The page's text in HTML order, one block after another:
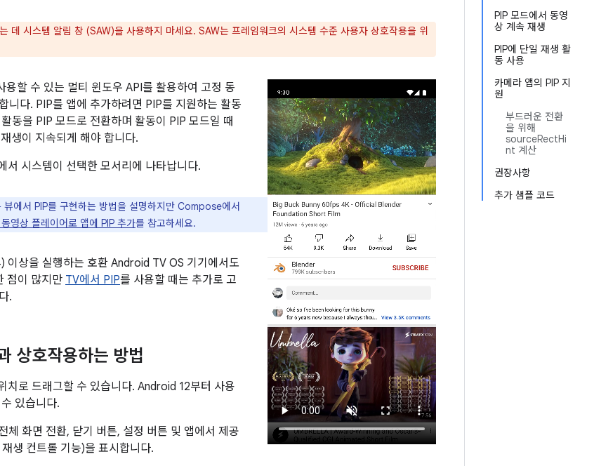
PIP 모드에서 동영
상 계속 재생
PIP에 단일 재생 활
동 사용
카메라 앱의 PIP 지
원
부드러운 전환
을 위해
sourceRectHi
nt 계산
권장사항
추가 샘플 코드
데 시스템 알림 창 (SAW)을 사용하지 마세요. SAW는 프레임워크의 시스템 수준 사용자 상호작용을 위
할 수 있는 멀티 윈도우 API를 활용하여 고정 동
니다. PIP를 앱에 추가하려면 PIP를 지원하는 활동
동을 PIP 모드로 전환하며 활동이 PIP 모드일 때
생이 지속되게 해야 합니다.
서 시스템이 선택한 모서리에 나타납니다.
뷰에서 PIP를 구현하는 방법을 설명하지만 Compose에서
영상 플레이어로 앱에 PIP 추가를 참고하세요.
이상을 실행하는 호환 Android TV OS 기기에서도
점이 많지만 TV에서 PIP를 사용할 때는 추가로 고
.
상호작용하는 방법
치로 드래그할 수 있습니다. Android 12부터 사용
있습니다.
체 화면 전환, 닫기 버튼, 설정 버튼 및 앱에서 제공
생 컨트롤 기능)을 표시합니다.